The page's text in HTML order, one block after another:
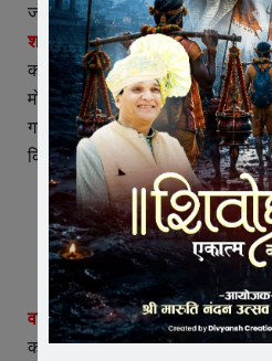
जोशी मंचासीन रहे।
शहीद मोगरा के परिजनों का किया
कार्यक्रम के दौरान शहीद सुंदरलाल
मोगरा तथा भतीजे अमित मोगरा का
गया। कार्यक्रम का संचालन युवा
किया, जबकि आभार मंडल उपाध्यक्ष
मोगरा परिवार का सम्मान करते
वरिष्ठ नेताओं एवं कार्यकर्ताओं ने भी रखे
कार्यक्रम में वरिष्ठ जोरावर सिंह